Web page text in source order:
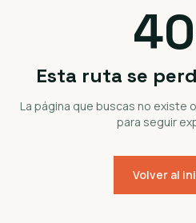
Esta ruta se
La página que buscas no existe
para seguir
Volver al